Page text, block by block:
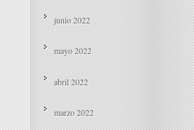
junio 2022
mayo 2022
abril 2022
marzo 2022